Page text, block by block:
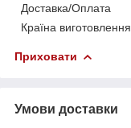
Доставка/Оплата
Країна виготовлення
Приховати
Умови доставки